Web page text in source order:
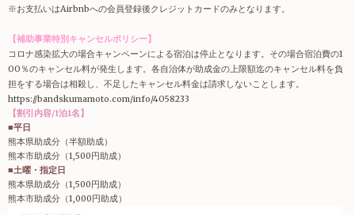
※お支払いはAirbnbへの会員登録後クレジットカードのみとなります。
【補助事業特別キャンセルポリシー】
コロナ感染拡大の場合キャンペーンによる宿泊は停止となります。その場合宿泊費の1
00％のキャンセル料が発生します。各自治体が助成金の上限額迄のキャンセル料を負
担をする場合は相殺し、不足したキャンセル料金は請求しないことします。
https://bandskumamoto.com/info/4058233
【割引内容/1泊1名】
■平日
熊本県助成分（半額助成）
熊本市助成分（1,500円助成）
■土曜・指定日
熊本県助成分（1,500円助成）
熊本市助成分（1,000円助成）